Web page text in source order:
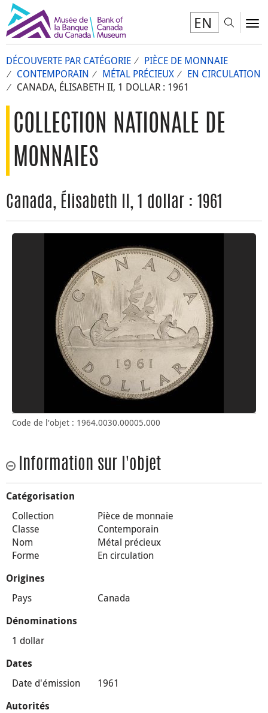
EN
DÉCOUVERTE PAR CATÉGORIE
PIÈCE DE MONNAIE
CONTEMPORAIN
MÉTAL PRÉCIEUX
EN CIRCULATION
CANADA, ÉLISABETH II, 1 DOLLAR : 1961
COLLECTION NATIONALE DE
MONNAIES
Canada, Élisabeth II, 1 dollar : 1961
Code de l'objet : 1964.0030.00005.000
Information sur l'objet
Catégorisation
Collection
Pièce de monnaie
Classe
Contemporain
Nom
Métal précieux
Forme
En circulation
Origines
Pays Canada
Dénominations
1 dollar
Dates
Date d'émission 1961
Autorités